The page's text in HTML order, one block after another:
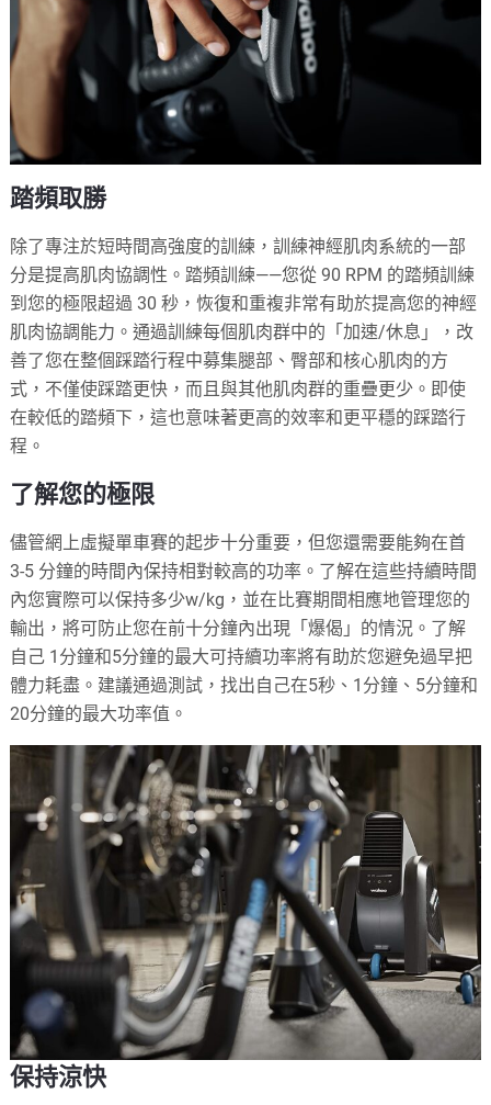
踏頻取勝
除了專注於短時間高強度的訓練，訓練神經肌肉系統的一部
分是提高肌肉協調性。踏頻訓練——您從 90 RPM 的踏頻訓練
到您的極限超過 30 秒，恢復和重複非常有助於提高您的神經
肌肉協調能力。通過訓練每個肌肉群中的「加速/休息」，改
善了您在整個踩踏行程中募集腿部、臀部和核心肌肉的方
式，不僅使踩踏更快，而且與其他肌肉群的重疊更少。即使
在較低的踏頻下，這也意味著更高的效率和更平穩的踩踏行
程。
了解您的極限
儘管網上虛擬單車賽的起步十分重要，但您還需要能夠在首
3-5 分鐘的時間內保持相對較高的功率。了解在這些持續時間
內您實際可以保持多少w/kg，並在比賽期間相應地管理您的
輸出，將可防止您在前十分鐘內出現「爆偈」的情況。了解
自己 1分鐘和5分鐘的最大可持續功率將有助於您避免過早把
體力耗盡。建議通過測試，找出自己在5秒、1分鐘、5分鐘和
20分鐘的最大功率值。
保持涼快